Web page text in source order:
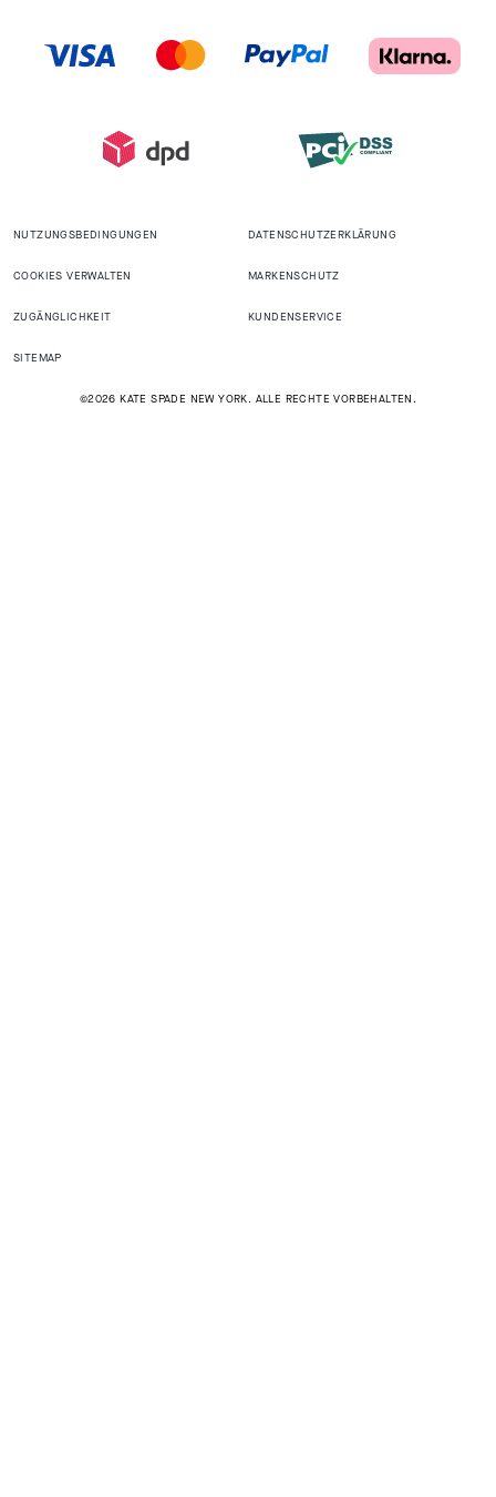
NUTZUNGSBEDINGUNGEN DATENSCHUTZERKLÄRUNG
COOKIES VERWALTEN MARKENSCHUTZ
ZUGÄNGLICHKEIT KUNDENSERVICE
SITEMAP
©2026 KATE SPADE NEW YORK. ALLE RECHTE VORBEHALTEN.